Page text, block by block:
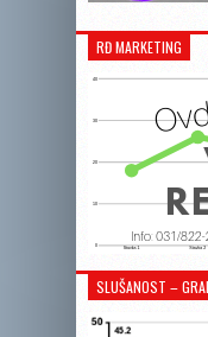
RĐ MARKETING
SLUŠANOST –